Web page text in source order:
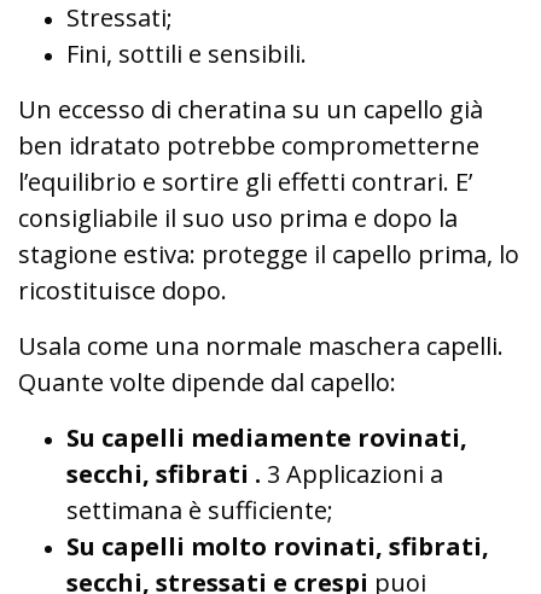
Stressati;
Fini, sottili e sensibili.
Un eccesso di cheratina su un capello già
ben idratato potrebbe comprometterne
l’equilibrio e sortire gli effetti contrari. E’
consigliabile il suo uso prima e dopo la
stagione estiva: protegge il capello prima, lo
ricostituisce dopo.
Usala come una normale maschera capelli.
Quante volte dipende dal capello:
Su capelli mediamente rovinati,
secchi, sfibrati . 3 Applicazioni a
settimana è sufficiente;
Su capelli molto rovinati, sfibrati,
secchi, stressati e crespi puoi